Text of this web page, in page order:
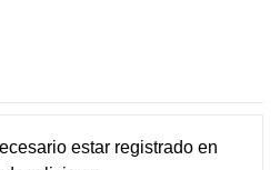
estar registradoen